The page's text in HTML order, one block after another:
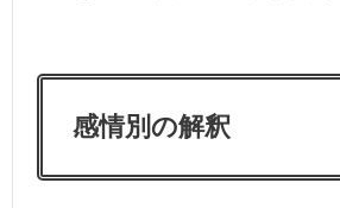
感情別の解釈